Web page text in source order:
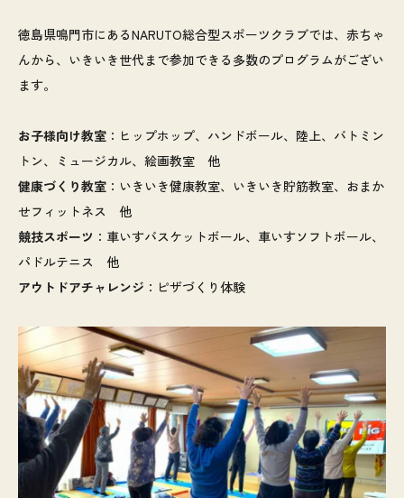
徳島県鳴門市にあるNARUTO総合型スポーツクラブでは、赤ちゃ
んから、いきいき世代まで参加できる多数のプログラムがござい
ます。
お子様向け教室 ：ヒップホップ、ハンドボール、陸上、バトミン
トン、ミュージカル、絵画教室 他
健康づくり教室 ：いきいき健康教室、いきいき貯筋教室、おまか
せフィットネス 他
競技スポーツ ：車いすバスケットボール、車いすソフトボール、
パドルテニス 他
アウトドアチャレンジ ：ピザづくり体験